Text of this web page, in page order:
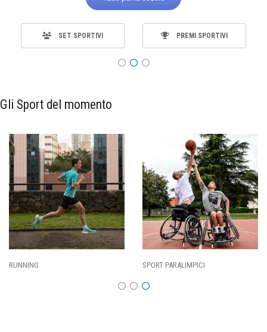
SET SPORTIVI PREMI SPORTIVI
Gli Sport del momento
RUNNING SPORT PARALIMPICI